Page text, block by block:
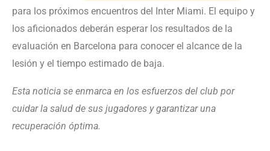
para los próximos encuentros del Inter Miami. El equipo y
los aficionados deberán esperar los resultados de la
evaluación en Barcelona para conocer el alcance de la
lesión y el tiempo estimado de baja.
Esta noticia se enmarca en los esfuerzos del club por
cuidar la salud de sus jugadores y garantizar una
recuperación óptima.